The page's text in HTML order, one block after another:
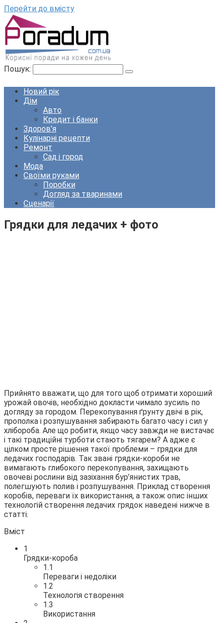
Перейти до вмісту
Пошук:
Новий рік
Дім
Авто
Кредит і банки
Здоров’я
Кулінарні рецепти
Ремонт
Сад і город
Мода
Своїми руками
Поробки
Догляд за тваринами
Сценарії
Грядки для ледачих + фото
Прийнято вважати, що для того щоб отримати хороший
урожай овочів, необхідно докласти чимало зусиль по
догляду за городом. Перекопування ґрунту двічі в рік,
прополка і розпушування забирають багато часу і сил у
хлібороба. Але що робити, якщо часу завжди не вистачає
і такі традиційні турботи стають тягарем? А адже є
цілком просте рішення такої проблеми – грядки для
ледачих господарів. Так звані грядки-короби не
вимагають глибокого перекопування, захищають
овочеві рослини від зазіхання бур’янистих трав,
полегшують полив і розпушування. Приклад створення
коробів, переваги їх використання, а також опис інших
технологій створення ледачих грядок наведені нижче в
статті.
Вміст
1
Грядки-короба
1.1
Переваги і недоліки
1.2
Технологія створення
1.3
Використання